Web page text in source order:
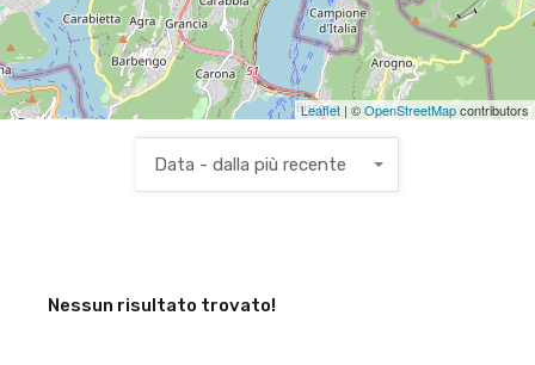
Leaflet | ©OpenStreetMapcontributors
Data - dalla più recente
Nessun risultato trovato!